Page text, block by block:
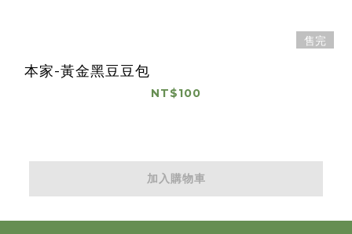
售完
本家-黃金黑豆豆包
NT$100
加入購物車